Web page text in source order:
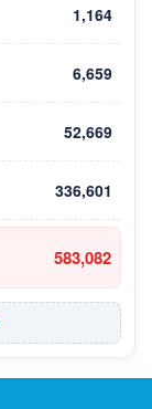
1,164
6,659
52,669
336,601
583,082